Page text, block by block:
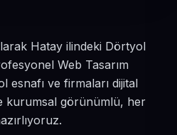
Hatay ilindeki Dörtyol
Web Tasarım
esnafı ve firmaları dijital
kurumsal görünümlü, her